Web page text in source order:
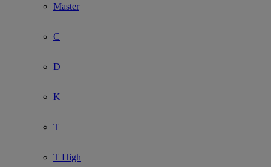
Master
C
D
K
T
T High